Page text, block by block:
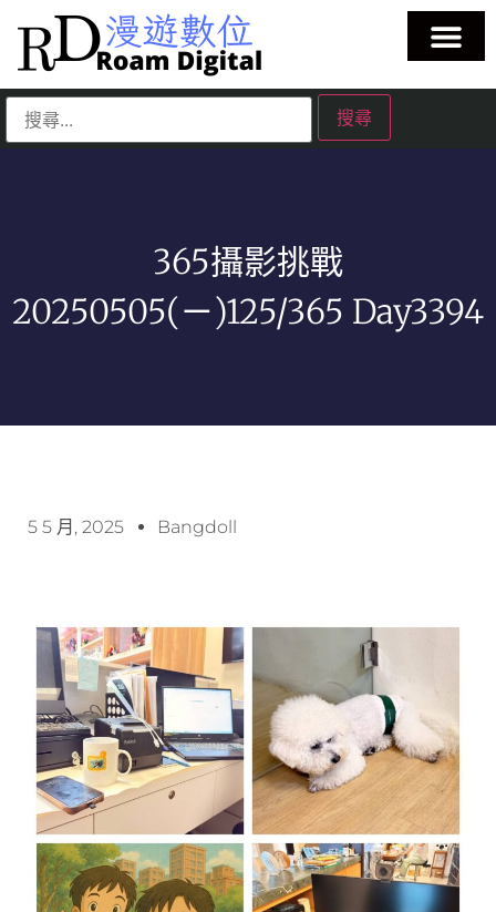
365攝影挑戰
20250505(ㄧ)125/365 Day3394
5 5 月, 2025 Bangdoll